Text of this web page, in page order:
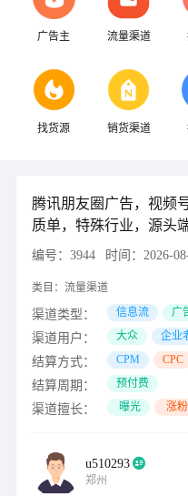
广告主 流量渠道
找货源 销货渠道
腾讯朋友圈广告，视频
质单，特殊行业，源头
编号： 3944 时间： 2026-
类目： 流量渠道
渠道类型： 信息流 广
渠道用户： 大众 企业
结算方式： CPM CPC
结算周期： 预付费
渠道擅长： 曝光 涨粉
u510293
郑州